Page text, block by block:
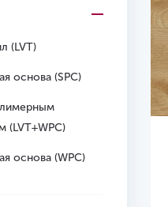
(LVT)
основа (SPC)
(LVT+WPC)
основа (WPC)